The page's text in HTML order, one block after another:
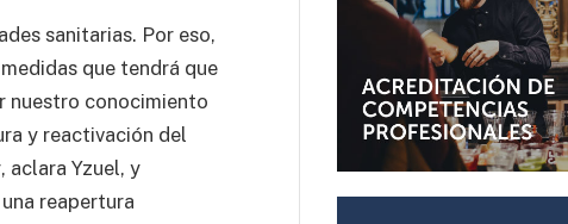
sanitarias. Por eso,
que tendrá que
nuestro conocimiento
y reactivación del
aclara Yzuel, y
reapertura